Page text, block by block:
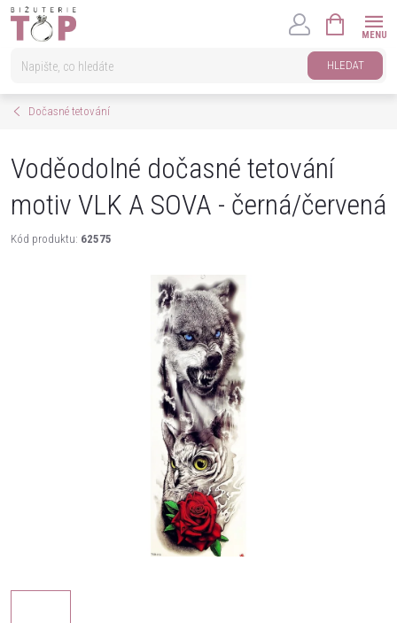
Přejít
HLEDAT
KOŠÍK
Dočasné tetování
Voděodolné dočasné tetování
motiv VLK A SOVA - černá/červená
Kód produktu: 62575